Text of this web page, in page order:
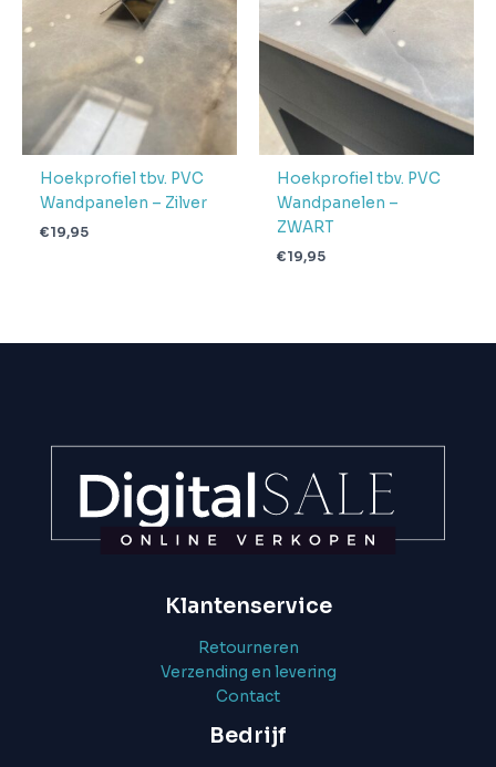
Hoekprofiel tbv. PVC
Wandpanelen – Zilver
€19,95
Hoekprofiel tbv. PVC
Wandpanelen –
ZWART
€19,95
Klantenservice
Retourneren
Verzending en levering
Contact
Bedrijf